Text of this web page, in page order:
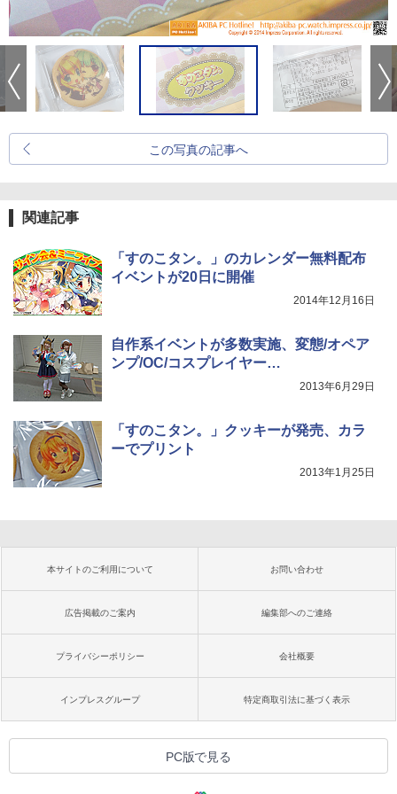
この写真の記事へ
関連記事
「すのこタン。」のカレンダー無料配布
イベントが20日に開催
2014年12月16日
自作系イベントが多数実施、変態/オペア
ンプ/OC/コスプレイヤー…
2013年6月29日
「すのこタン。」クッキーが発売、カラ
ーでプリント
2013年1月25日
本サイトのご利用について お問い合わせ
広告掲載のご案内 編集部へのご連絡
プライバシーポリシー 会社概要
インプレスグループ 特定商取引法に基づく表示
PC版で見る